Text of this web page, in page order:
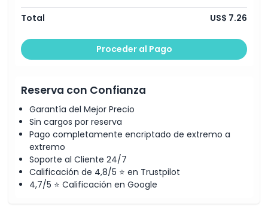
Total US$ 7.26
Proceder al Pago
Reserva con Confianza
Garantía del Mejor Precio
Sin cargos por reserva
Pago completamente encriptado de extremo a
extremo
Soporte al Cliente 24/7
Calificación de 4,8/5 ⭐ en Trustpilot
4,7/5 ⭐ Calificación en Google